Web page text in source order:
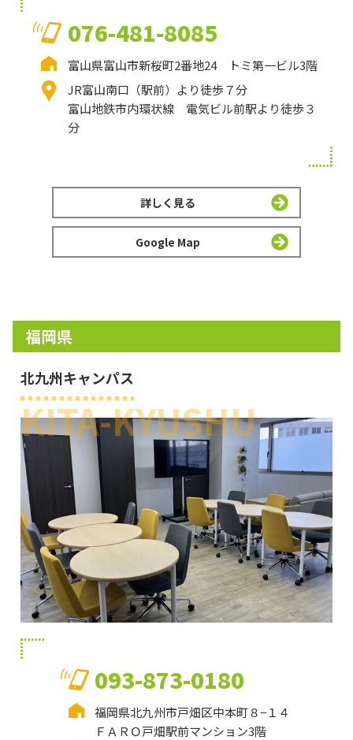
076-481-8085
富山県富山市新桜町2番地24 トミ第一ビル3階
JR富山南口（駅前）より徒歩７分
富山地鉄市内環状線 電気ビル前駅より徒歩３
分
詳しく見る
Google Map
福岡県
北九州キャンパス
KITA-KYUSHU
093-873-0180
福岡県北九州市戸畑区中本町８−１４
ＦＡＲＯ戸畑駅前マンション3階